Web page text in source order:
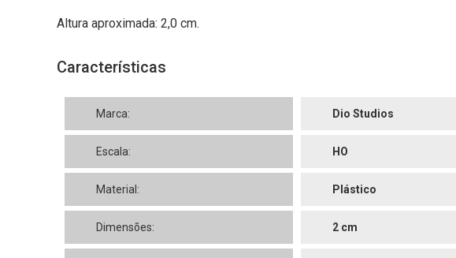
Altura aproximada: 2,0 cm.
Características
Marca: Dio Studios
Escala: HO
Material: Plástico
Dimensões: 2 cm